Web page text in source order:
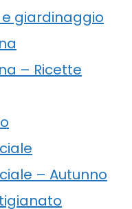
giardinaggio
– Ricette
– Autunno